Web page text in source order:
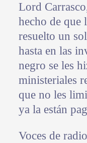
Lord
hecho de que
resuelto un
hasta en las
negro se les
ministeriales
que no les
ya la están
Voces de